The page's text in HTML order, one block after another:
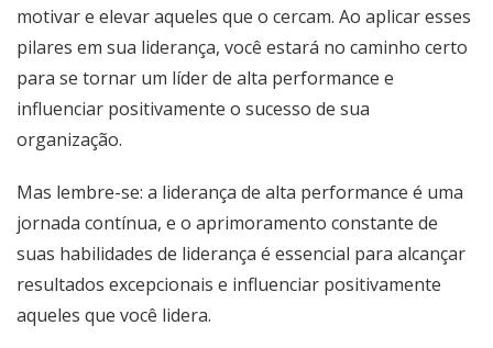
motivar e elevar aqueles que o cercam. Ao aplicar esses
pilares em sua liderança, você estará no caminho certo
para se tornar um líder de alta performance e
influenciar positivamente o sucesso de sua
organização.
Mas lembre-se: a liderança de alta performance é uma
jornada contínua, e o aprimoramento constante de
suas habilidades de liderança é essencial para alcançar
resultados excepcionais e influenciar positivamente
aqueles que você lidera.